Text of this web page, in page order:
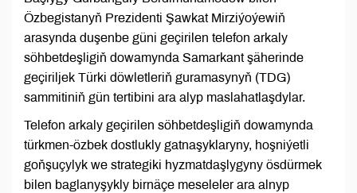
Özbegistanyň Prezidenti Şawkat Mirziýoýewiň
arasynda duşenbe güni geçirilen telefon arkaly
söhbetdeşligiň dowamynda Samarkant şäherinde
geçiriljek Türki döwletleriň guramasynyň (TDG)
sammitiniň gün tertibini ara alyp maslahatlaşdylar.
Telefon arkaly geçirilen söhbetdeşligiň dowamynda
türkmen-özbek dostlukly gatnaşyklaryny, hoşniýetli
goňşuçylyk we strategiki hyzmatdaşlygyny ösdürmek
bilen baglanyşykly birnäçe meseleler ara alnyp